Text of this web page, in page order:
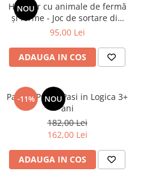
NOU
Hambar cu animale de fermă
și forme - Joc de sortare din
lemn 18 luni +
95,00 Lei
ADAUGA IN COS
-11% NOU
Pachet Primii Pasi in Logica 3+
ani
182,00 Lei
162,00 Lei
ADAUGA IN COS